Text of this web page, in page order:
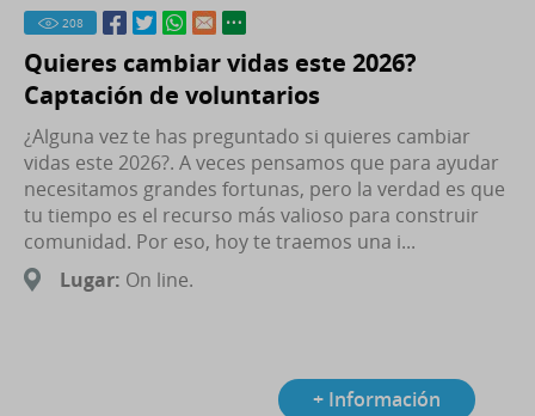
208
Quieres cambiar vidas este 2026?
Captación de voluntarios
¿Alguna vez te has preguntado si quieres cambiar
vidas este 2026?. A veces pensamos que para ayudar
necesitamos grandes fortunas, pero la verdad es que
tu tiempo es el recurso más valioso para construir
comunidad. Por eso, hoy te traemos una i...
Lugar: On line.
+ Información